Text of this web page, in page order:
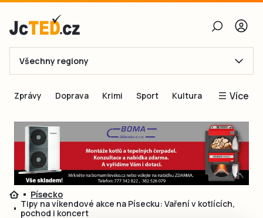
E-mail
Obnovit heslo
Přihlásit se
Všechny regiony
Zprávy Doprava Krimi Sport Kultura Více
Blogy
Inspirace
Čtenáři píší
Speciální přílohy
Písecko
Tipy na víkendové akce na Písecku: Vaření v kotlících,
pochod i koncert